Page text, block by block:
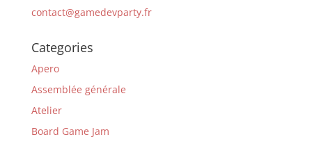
contact@gamedevparty.fr
Categories
Apero
Assemblée générale
Atelier
Board Game Jam